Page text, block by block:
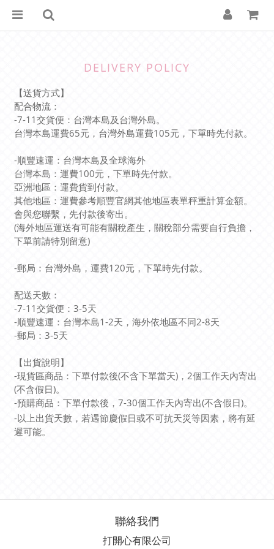
DELIVERY POLICY
【送貨方式】
配合物流：
-7-11交貨便：台灣本島及台灣外島。
台灣本島運費65元，台灣外島運費105元，下單時先付款。
-順豐速運：台灣本島及全球海外
台灣本島：運費100元，下單時先付款。
亞洲地區：運費貨到付款。
其他地區：運費參考順豐官網其他地區表單秤重計算金額。
會與您聯繫，先付款後寄出。
(海外地區運送有可能有關稅產生，關稅部分需要自行負擔，
下單前請特別留意)
-郵局：台灣外島，運費120元，下單時先付款。
配送天數：
-7-11交貨便： 3-5天
-順豐速運：台灣本島1-2天，海外依地區不同2-8天
-郵局： 3-5天
【出貨說明】
-現貨區商品：下單付款後(不含下單當天) ， 2個工作天內寄出
(不含假日)。
-預購商品：下單付款後， 7-30個工作天內寄出(不含假日)。
-以上出貨天數，若遇節慶假日或不可抗天災等因素，將有延
遲可能。
聯絡我們
打開心有限公司